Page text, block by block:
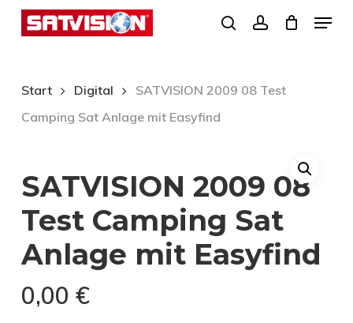
Skip
content
search
Menu
Start Digital
SATVISION 2009 08 Test
Camping Sat Anlage mit Easyfind
SATVISION 2009 08
Test Camping Sat
Anlage mit Easyfind
0,00 €